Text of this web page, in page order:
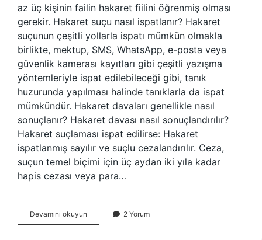
az üç kişinin failin hakaret fiilini öğrenmiş olması
gerekir. Hakaret suçu nasıl ispatlanır? Hakaret
suçunun çeşitli yollarla ispatı mümkün olmakla
birlikte, mektup, SMS, WhatsApp, e-posta veya
güvenlik kamerası kayıtları gibi çeşitli yazışma
yöntemleriyle ispat edilebileceği gibi, tanık
huzurunda yapılması halinde tanıklarla da ispat
mümkündür. Hakaret davaları genellikle nasıl
sonuçlanır? Hakaret davası nasıl sonuçlandırılır?
Hakaret suçlaması ispat edilirse: Hakaret
ispatlanmış sayılır ve suçlu cezalandırılır. Ceza,
suçun temel biçimi için üç aydan iki yıla kadar
hapis cezası veya para…
Devamını okuyun
Davası
2 Yorum